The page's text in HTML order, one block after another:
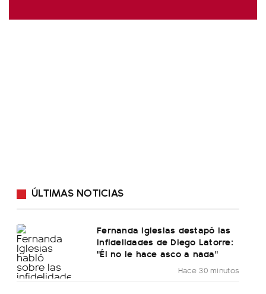
ÚLTIMAS NOTICIAS
Fernanda Iglesias destapó las
infidelidades de Diego Latorre:
"Él no le hace asco a nada"
Hace 30 minutos